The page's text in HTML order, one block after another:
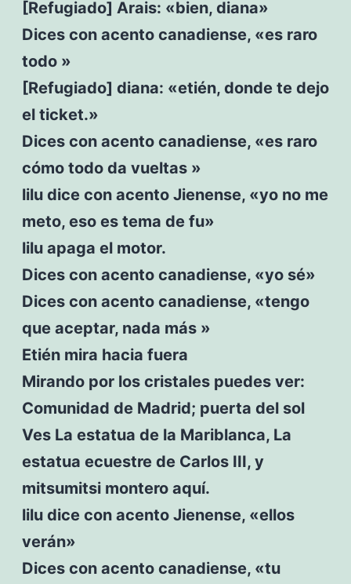
[Refugiado] Arais: «bien, diana»
Dices con acento canadiense, «es raro
todo »
[Refugiado] diana: «etién, donde te dejo
el ticket.»
Dices con acento canadiense, «es raro
cómo todo da vueltas »
lilu dice con acento Jienense, «yo no me
meto, eso es tema de fu»
lilu apaga el motor.
Dices con acento canadiense, «yo sé»
Dices con acento canadiense, «tengo
que aceptar, nada más »
Etién mira hacia fuera
Mirando por los cristales puedes ver:
Comunidad de Madrid; puerta del sol
Ves La estatua de la Mariblanca, La
estatua ecuestre de Carlos III, y
mitsumitsi montero aquí.
lilu dice con acento Jienense, «ellos
verán»
Dices con acento canadiense, «tu